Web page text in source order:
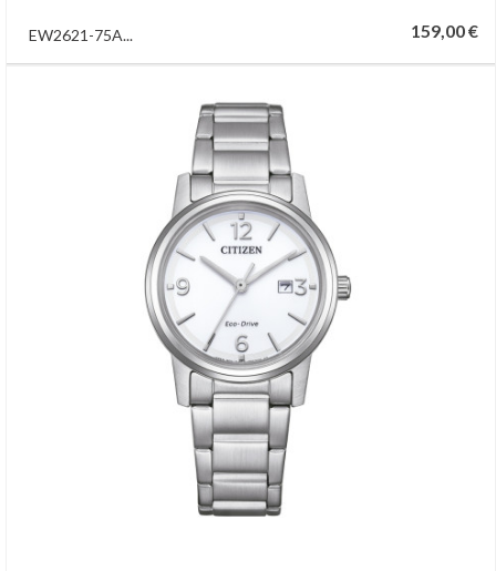
EW2621-75A... 159,00 €